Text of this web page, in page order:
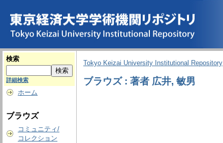
検索
詳細検索
ホーム
ブラウズ
コミュニティ/
コレクション
Tokyo Keizai University Institutional Repository
ブラウズ : 著者 広井, 敏男